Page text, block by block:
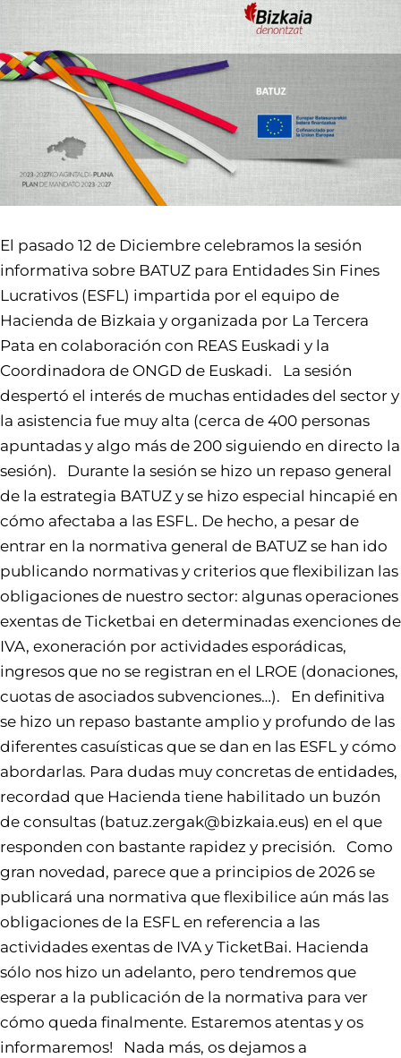
El pasado 12 de Diciembre celebramos la sesión
informativa sobre BATUZ para Entidades Sin Fines
Lucrativos (ESFL) impartida por el equipo de
Hacienda de Bizkaia y organizada por La Tercera
Pata en colaboración con REAS Euskadi y la
Coordinadora de ONGD de Euskadi. La sesión
despertó el interés de muchas entidades del sector y
la asistencia fue muy alta (cerca de 400 personas
apuntadas y algo más de 200 siguiendo en directo la
sesión). Durante la sesión se hizo un repaso general
de la estrategia BATUZ y se hizo especial hincapié en
cómo afectaba a las ESFL. De hecho, a pesar de
entrar en la normativa general de BATUZ se han ido
publicando normativas y criterios que flexibilizan las
obligaciones de nuestro sector: algunas operaciones
exentas de Ticketbai en determinadas exenciones de
IVA, exoneración por actividades esporádicas,
ingresos que no se registran en el LROE (donaciones,
cuotas de asociados subvenciones…). En definitiva
se hizo un repaso bastante amplio y profundo de las
diferentes casuísticas que se dan en las ESFL y cómo
abordarlas. Para dudas muy concretas de entidades,
recordad que Hacienda tiene habilitado un buzón
de consultas (batuz.zergak@bizkaia.eus) en el que
responden con bastante rapidez y precisión. Como
gran novedad, parece que a principios de 2026 se
publicará una normativa que flexibilice aún más las
obligaciones de la ESFL en referencia a las
actividades exentas de IVA y TicketBai. Hacienda
sólo nos hizo un adelanto, pero tendremos que
esperar a la publicación de la normativa para ver
cómo queda finalmente. Estaremos atentas y os
informaremos! Nada más, os dejamos a